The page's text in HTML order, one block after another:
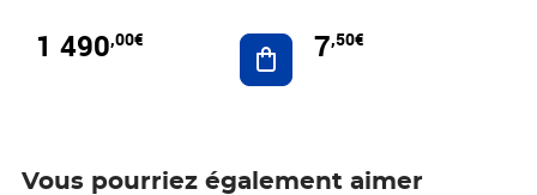
1 490,00€ Ajouter au panier
7,50€
Vous pourriez également aimer